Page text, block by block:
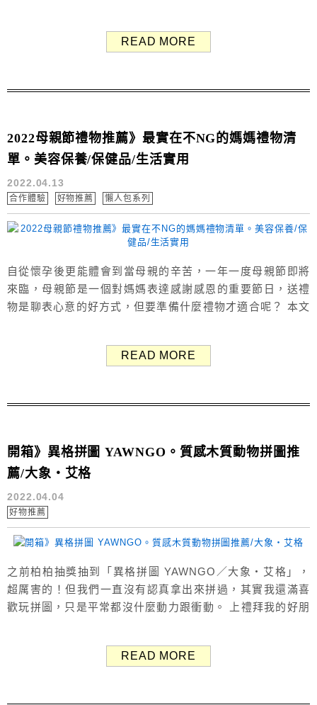
桃園捷運、林口長庚醫院...等。 量子天使1號系列 輸入優惠
READ MORE
2022母親節禮物推薦》最實在不NG的媽媽禮物清
單。美容保養/保健品/生活實用
2022.04.13
合作體驗 好物推薦 懶人包系列
自從懷孕後更能體會到當母親的辛苦，一年一度母親節即將
來臨，母親節是一個對媽媽表達感謝感恩的重要節日，送禮
物是聊表心意的好方式，但要準備什麼禮物才適合呢？ 本文
完後也可以想到更合適的禮物！ 女性保養品 妍植覓密｜煥
READ MORE
開箱》異格拼圖 YAWNGO。質感木質動物拼圖推
薦/大象‧艾格
2022.04.04
好物推薦
之前柏柏抽獎抽到「異格拼圖 YAWNGO／大象‧艾格」，
超厲害的！但我們一直沒有認真拿出來拼過，其實我還滿喜
歡玩拼圖，只是平常都沒什麼動力跟衝動。 上禮拜我的好朋
圖看起來滿難的，拼圖屬於不規則形狀，顏色也沒有太明顯
READ MORE